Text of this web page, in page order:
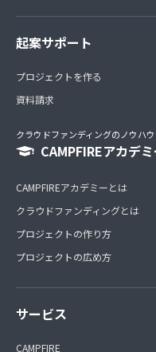
起案サポート
プロジェクトを作る
資料請求
クラウドファンディングのノウハ
CAMPFIREアカデミ
CAMPFIREアカデミーとは
クラウドファンディングとは
プロジェクトの作り方
プロジェクトの広め方
サービス
CAMPFIRE